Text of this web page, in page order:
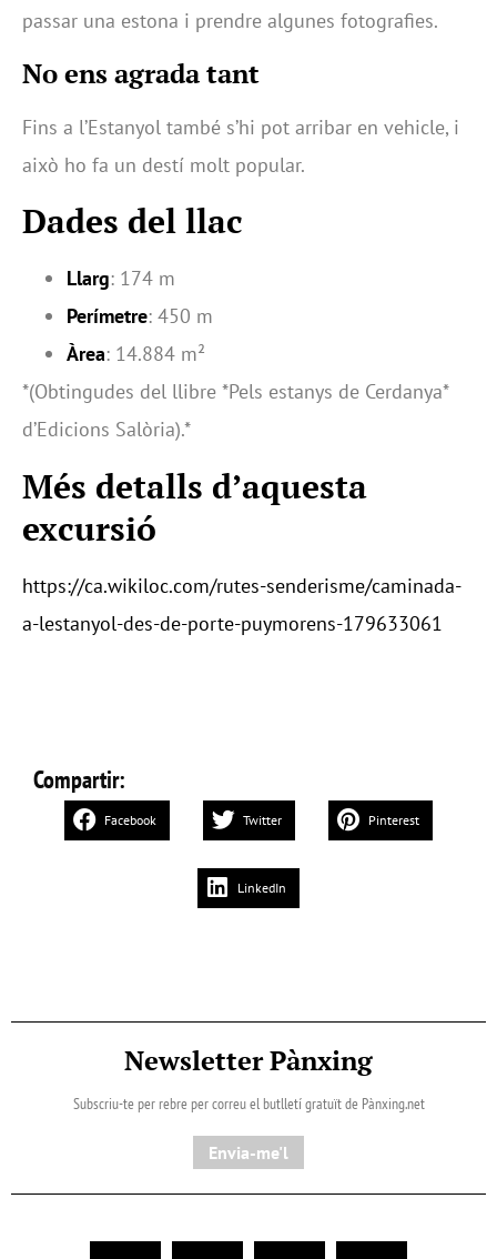
passar una estona i prendre algunes fotografies.
No ens agrada tant
Fins a l’Estanyol també s’hi pot arribar en vehicle, i
això ho fa un destí molt popular.
Dades del llac
Llarg: 174 m
Perímetre: 450 m
Àrea: 14.884 m²
*(Obtingudes del llibre *Pels estanys de Cerdanya*
d’Edicions Salòria).*
Més detalls d’aquesta
excursió
https://ca.wikiloc.com/rutes-senderisme/caminada-
a-lestanyol-des-de-porte-puymorens-179633061
Compartir:
Facebook Twitter Pinterest
LinkedIn
Newsletter Pànxing
Subscriu-te per rebre per correu el butlletí gratuït de Pànxing.net​
Envia-me'l